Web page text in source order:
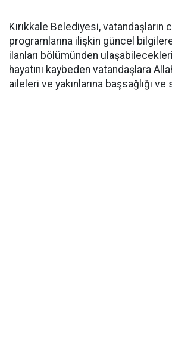
Kırıkkale Belediyesi, vatandaşların
programlarına ilişkin güncel
ilanları bölümünden
hayatını kaybeden vatandaşlara
aileleri ve yakınlarına başsağlığı ve